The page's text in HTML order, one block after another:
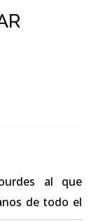
al que
de todo el